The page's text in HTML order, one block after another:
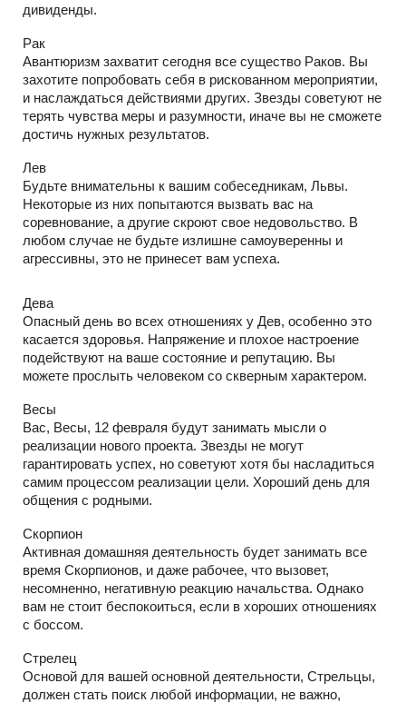
дивиденды.
Рак
Авантюризм захватит сегодня все существо Раков. Вы
захотите попробовать себя в рискованном мероприятии,
и наслаждаться действиями других. Звезды советуют не
терять чувства меры и разумности, иначе вы не сможете
достичь нужных результатов.
Лев
Будьте внимательны к вашим собеседникам, Львы.
Некоторые из них попытаются вызвать вас на
соревнование, а другие скроют свое недовольство. В
любом случае не будьте излишне самоуверенны и
агрессивны, это не принесет вам успеха.
Дева
Опасный день во всех отношениях у Дев, особенно это
касается здоровья. Напряжение и плохое настроение
подействуют на ваше состояние и репутацию. Вы
можете прослыть человеком со скверным характером.
Весы
Вас, Весы, 12 февраля будут занимать мысли о
реализации нового проекта. Звезды не могут
гарантировать успех, но советуют хотя бы насладиться
самим процессом реализации цели. Хороший день для
общения с родными.
Скорпион
Активная домашняя деятельность будет занимать все
время Скорпионов, и даже рабочее, что вызовет,
несомненно, негативную реакцию начальства. Однако
вам не стоит беспокоиться, если в хороших отношениях
с боссом.
Стрелец
Основой для вашей основной деятельности, Стрельцы,
должен стать поиск любой информации, не важно,